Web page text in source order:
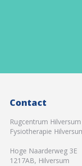
Contact
Rugcentrum
Fysiotherapie
Hoge Naarderweg 3E
1217AB, Hilversum